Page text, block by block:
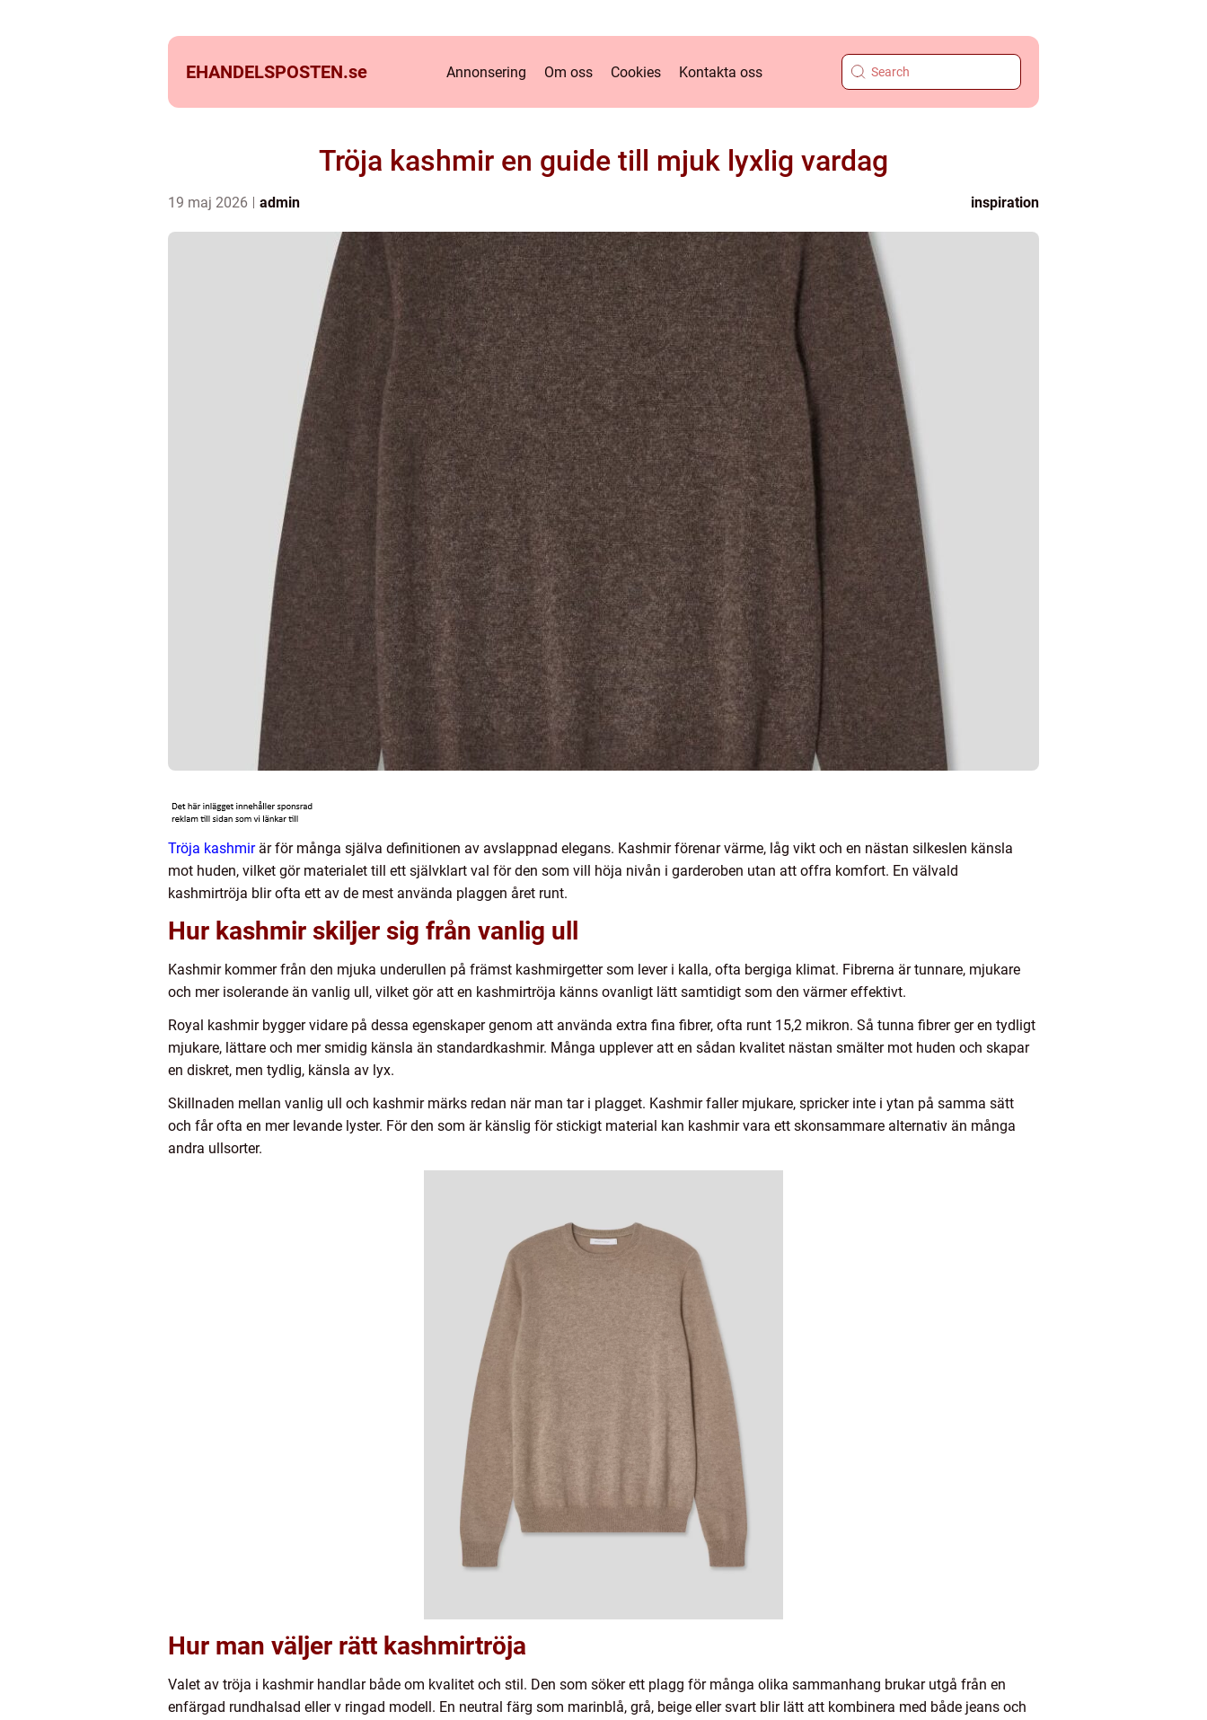
EHANDELSPOSTEN.se Annonsering Om oss Cookies Kontakta oss
Tröja kashmir en guide till mjuk lyxlig vardag
19 maj 2026 admin inspiration
Tröja kashmirär för många själva definitionen av avslappnad elegans. Kashmir förenar värme, låg vikt och en nästan silkeslen känsla
mot huden, vilket gör materialet till ett självklart val för den som vill höja nivån i garderoben utan att offra komfort. En välvald
kashmirtröja blir ofta ett av de mest använda plaggen året runt.
Hur kashmir skiljer sig från vanlig ull
Kashmir kommer från den mjuka underullen på främst kashmirgetter som lever i kalla, ofta bergiga klimat. Fibrerna är tunnare, mjukare
och mer isolerande än vanlig ull, vilket gör att en kashmirtröja känns ovanligt lätt samtidigt som den värmer effektivt.
Royal kashmir bygger vidare på dessa egenskaper genom att använda extra fina fibrer, ofta runt 15,2 mikron. Så tunna fibrer ger en tydligt
mjukare, lättare och mer smidig känsla än standardkashmir. Många upplever att en sådan kvalitet nästan smälter mot huden och skapar
en diskret, men tydlig, känsla av lyx.
Skillnaden mellan vanlig ull och kashmir märks redan när man tar i plagget. Kashmir faller mjukare, spricker inte i ytan på samma sätt
och får ofta en mer levande lyster. För den som är känslig för stickigt material kan kashmir vara ett skonsammare alternativ än många
andra ullsorter.
Hur man väljer rätt kashmirtröja
Valet av tröja i kashmir handlar både om kvalitet och stil. Den som söker ett plagg för många olika sammanhang brukar utgå från en
enfärgad rundhalsad eller v ringad modell. En neutral färg som marinblå, grå, beige eller svart blir lätt att kombinera med både jeans och